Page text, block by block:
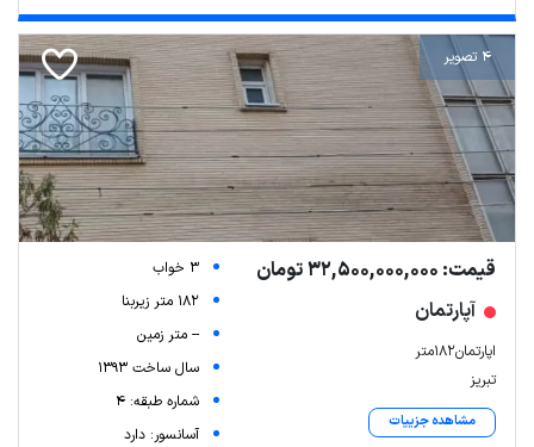
4 تصویر
قیمت: 32,500,000,000 تومان
آپارتمان
اپارتمان۱۸۲متر
تبریز
مشاهده جزییات
3 خواب
182 متر زیربنا
-- متر زمین
سال ساخت 1393
شماره طبقه: 4
آسانسور: دارد